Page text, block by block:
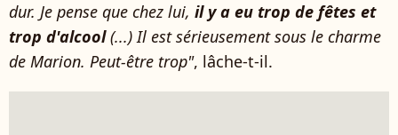
dur. Je pense que chez lui, il y a eu trop de fêtes et
trop d'alcool(...) Il est sérieusement sous le charme
de Marion. Peut-être trop", lâche-t-il.